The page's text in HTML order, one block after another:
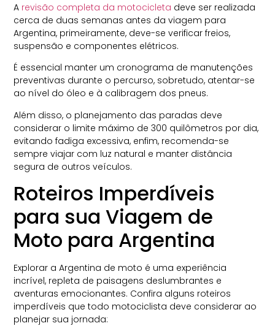
A revisão completa da motocicleta deve ser realizada
cerca de duas semanas antes da viagem para
Argentina, primeiramente, deve-se verificar freios,
suspensão e componentes elétricos.
É essencial manter um cronograma de manutenções
preventivas durante o percurso, sobretudo, atentar-se
ao nível do óleo e à calibragem dos pneus.
Além disso, o planejamento das paradas deve
considerar o limite máximo de 300 quilômetros por dia,
evitando fadiga excessiva, enfim, recomenda-se
sempre viajar com luz natural e manter distância
segura de outros veículos.
Roteiros Imperdíveis
para sua Viagem de
Moto para Argentina
Explorar a Argentina de moto é uma experiência
incrível, repleta de paisagens deslumbrantes e
aventuras emocionantes. Confira alguns roteiros
imperdíveis que todo motociclista deve considerar ao
planejar sua jornada: